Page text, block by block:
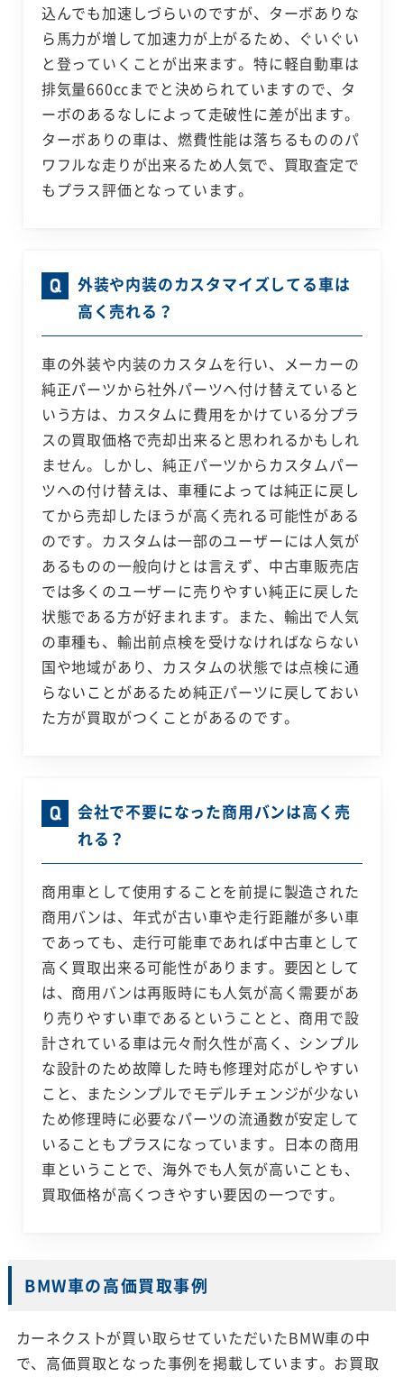
込んでも加速しづらいのですが、ターボありな
ら馬力が増して加速力が上がるため、ぐいぐい
と登っていくことが出来ます。特に軽自動車は
排気量660ccまでと決められていますので、タ
ーボのあるなしによって走破性に差が出ます。
ターボありの車は、燃費性能は落ちるもののパ
ワフルな走りが出来るため人気で、買取査定で
もプラス評価となっています。
外装や内装のカスタマイズしてる車は
高く売れる？
車の外装や内装のカスタムを行い、メーカーの
純正パーツから社外パーツへ付け替えていると
いう方は、カスタムに費用をかけている分プラ
スの買取価格で売却出来ると思われるかもしれ
ません。しかし、純正パーツからカスタムパー
ツへの付け替えは、車種によっては純正に戻し
てから売却したほうが高く売れる可能性がある
のです。カスタムは一部のユーザーには人気が
あるものの一般向けとは言えず、中古車販売店
では多くのユーザーに売りやすい純正に戻した
状態である方が好まれます。また、輸出で人気
の車種も、輸出前点検を受けなければならない
国や地域があり、カスタムの状態では点検に通
らないことがあるため純正パーツに戻しておい
た方が買取がつくことがあるのです。
会社で不要になった商用バンは高く売
れる？
商用車として使用することを前提に製造された
商用バンは、年式が古い車や走行距離が多い車
であっても、走行可能車であれば中古車として
高く買取出来る可能性があります。要因として
は、商用バンは再販時にも人気が高く需要があ
り売りやすい車であるということと、商用で設
計されている車は元々耐久性が高く、シンプル
な設計のため故障した時も修理対応がしやすい
こと、またシンプルでモデルチェンジが少ない
ため修理時に必要なパーツの流通数が安定して
いることもプラスになっています。日本の商用
車ということで、海外でも人気が高いことも、
買取価格が高くつきやすい要因の一つです。
BMW車の高価買取事例
カーネクストが買い取らせていただいたBMW車の中
で、高価買取となった事例を掲載しています。お買取